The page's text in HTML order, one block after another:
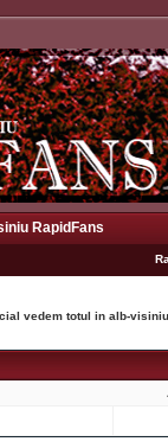
RapidFans
vedem totul in alb-